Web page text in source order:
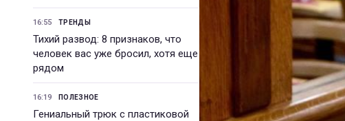
16:55 ТРЕНДЫ
Тихий развод: 8 признаков, что
человек вас уже бросил, хотя еще
рядом
16:19 ПОЛЕЗНОЕ
Гениальный трюк с пластиковой